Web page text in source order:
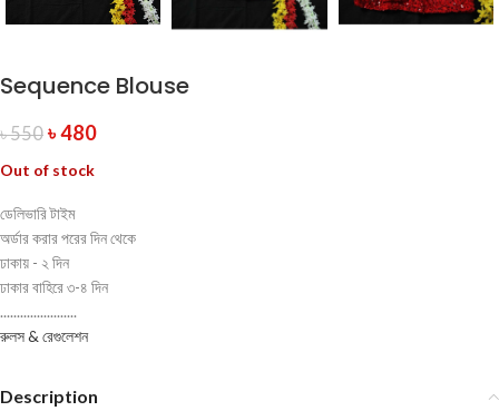
Sequence Blouse
৳550 ৳480
Out of stock
ডেলিভারি টাইম
অর্ডার করার পরের দিন থেকে
ঢাকায় - ২ দিন
ঢাকার বাহিরে ৩-৪ দিন
.......................
রুলস & রেগুলেশন
Description